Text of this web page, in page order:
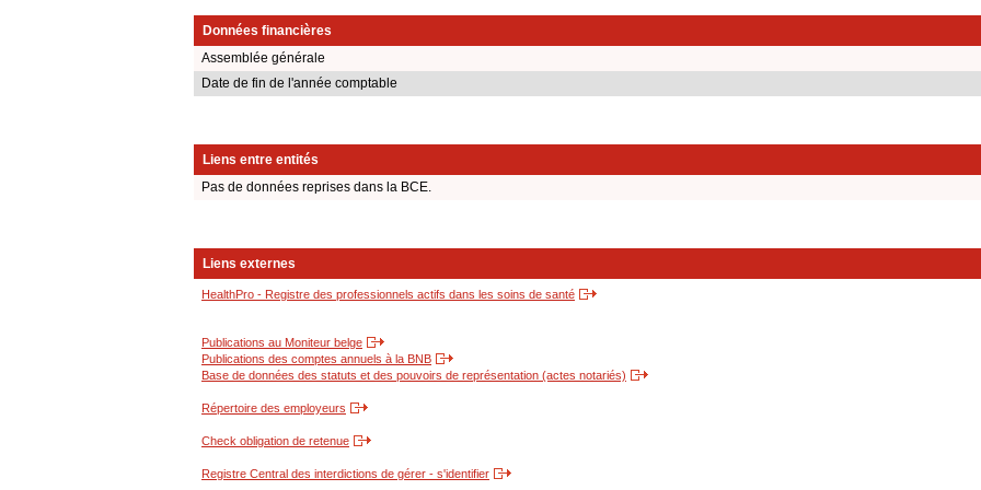
Données financières
Assemblée générale
Date de fin de l'année comptable
Liens entre entités
Pas de données reprises dans la BCE.
Liens externes
HealthPro - Registre des professionnels actifs dans les soins de santé
Publications au Moniteur belge
Publications des comptes annuels à la BNB
Base de données des statuts et des pouvoirs de représentation (actes notariés)
Répertoire des employeurs
Check obligation de retenue
Registre Central des interdictions de gérer - s'identifier